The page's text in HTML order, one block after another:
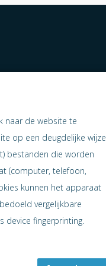
ondernemen
naar de website te
op een deugdelijke wijze
bestanden die worden
(computer, telefoon,
kunnen het apparaat
vergelijkbare
device fingerprinting.